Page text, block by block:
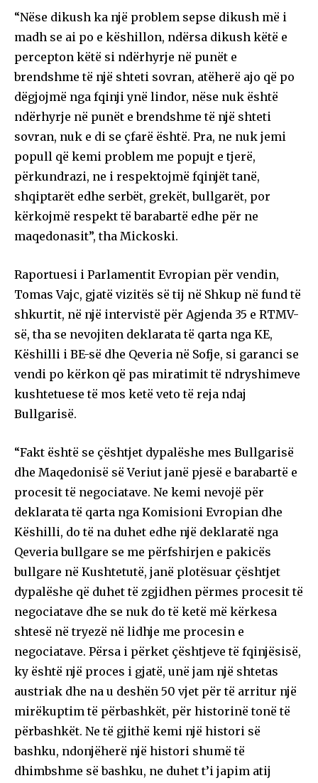
“Nëse dikush ka një problem sepse dikush më i
madh se ai po e këshillon, ndërsa dikush këtë e
percepton këtë si ndërhyrje në punët e
brendshme të një shteti sovran, atëherë ajo që po
dëgjojmë nga fqinji ynë lindor, nëse nuk është
ndërhyrje në punët e brendshme të një shteti
sovran, nuk e di se çfarë është. Pra, ne nuk jemi
popull që kemi problem me popujt e tjerë,
përkundrazi, ne i respektojmë fqinjët tanë,
shqiptarët edhe serbët, grekët, bullgarët, por
kërkojmë respekt të barabartë edhe për ne
maqedonasit”, tha Mickoski.
Raportuesi i Parlamentit Evropian për vendin,
Tomas Vajc, gjatë vizitës së tij në Shkup në fund të
shkurtit, në një intervistë për Agjenda 35 e RTMV-
së, tha se nevojiten deklarata të qarta nga KE,
Këshilli i BE-së dhe Qeveria në Sofje, si garanci se
vendi po kërkon që pas miratimit të ndryshimeve
kushtetuese të mos ketë veto të reja ndaj
Bullgarisë.
“Fakt është se çështjet dypalëshe mes Bullgarisë
dhe Maqedonisë së Veriut janë pjesë e barabartë e
procesit të negociatave. Ne kemi nevojë për
deklarata të qarta nga Komisioni Evropian dhe
Këshilli, do të na duhet edhe një deklaratë nga
Qeveria bullgare se me përfshirjen e pakicës
bullgare në Kushtetutë, janë plotësuar çështjet
dypalëshe që duhet të zgjidhen përmes procesit të
negociatave dhe se nuk do të ketë më kërkesa
shtesë në tryezë në lidhje me procesin e
negociatave. Përsa i përket çështjeve të fqinjësisë,
ky është një proces i gjatë, unë jam një shtetas
austriak dhe na u deshën 50 vjet për të arritur një
mirëkuptim të përbashkët, për historinë tonë të
përbashkët. Ne të gjithë kemi një histori së
bashku, ndonjëherë një histori shumë të
dhimbshme së bashku, ne duhet t’i japim atij